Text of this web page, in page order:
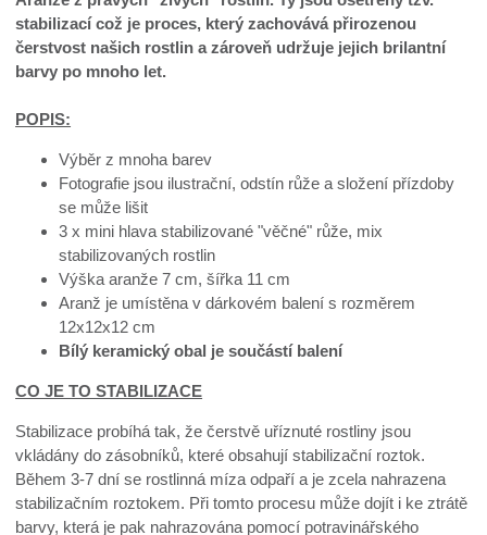
stabilizací což je proces, který zachovává přirozenou
čerstvost našich rostlin a zároveň udržuje jejich brilantní
barvy po mnoho let.
POPIS:
Výběr z mnoha barev
Fotografie jsou ilustrační, odstín růže a složení přízdoby
se může lišit
3 x mini hlava stabilizované "věčné" růže, mix
stabilizovaných rostlin
Výška aranže 7 cm, šířka 11 cm
Aranž je umístěna v dárkovém balení s rozměrem
12x12x12 cm
Bílý keramický obal je součástí balení
CO JE TO STABILIZACE
Stabilizace probíhá tak, že čerstvě uříznuté rostliny jsou
vkládány do zásobníků, které obsahují stabilizační roztok.
Během 3-7 dní se rostlinná míza odpaří a je zcela nahrazena
stabilizačním roztokem. Při tomto procesu může dojít i ke ztrátě
barvy, která je pak nahrazována pomocí potravinářského